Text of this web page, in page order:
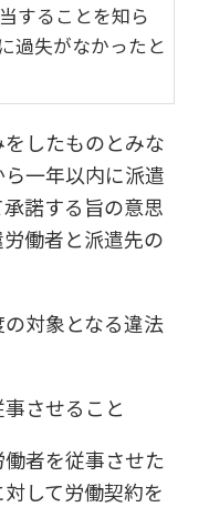
することを知ら
過失がなかったと
したものとみな
一年以内に派遣
諾する旨の意思
働者と派遣先の
対象となる違法
させること
者を従事させた
して労働契約を